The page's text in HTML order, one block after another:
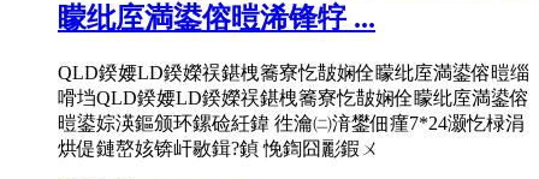
矇纰庢満鍙傛暟浠锋牸 ...
QLD鍨婹LD鍨嬫祦鍖栧簥寮忔皵娴佺矇纰庢満鍙傛暟缁
嗗垱QLD鍨婹LD鍨嬫祦鍖栧簥寮忔皵娴佺矇纰庢満鍙傛
暟鍙婃渶鏂颁环鏍硷紝鍏 徃瀹㈡湇鐢佃瘽7*24灏忔椂涓
烘偍鏈嶅姟锛屽敭鍓?鍞 悗鍧囧彲鍜ㄨ